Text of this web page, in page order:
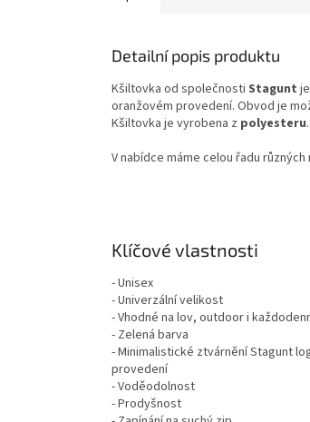
Detailní popis produktu
Kšiltovka od společnosti Stagunt
oranžovém provedení. Obvod je
Kšiltovka je vyrobena z polyesteru.
V nabídce máme celou řadu různých
Klíčové vlastnosti
- Unisex
- Univerzální velikost
- Vhodné na lov, outdoor i
- Zelená barva
- Minimalistické ztvárnění Stagunt
provedení
- Voděodolnost
- Prodyšnost